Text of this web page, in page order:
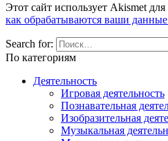
Этот сайт использует Akismet
как обрабатываются ваши
Search for:
По категориям
Деятельность
Игровая деятельность
Познавательная
Изобразительная
Музыкальная